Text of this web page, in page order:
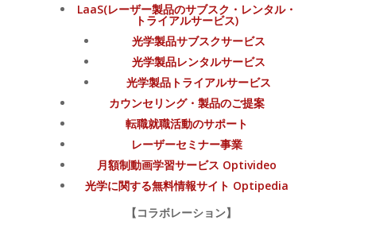
LaaS(レーザー製品のサブスク・レンタル・
トライアルサービス)
光学製品サブスクサービス
光学製品レンタルサービス
光学製品トライアルサービス
カウンセリング・製品のご提案
転職就職活動のサポート
レーザーセミナー事業
月額制動画学習サービス Optivideo
光学に関する無料情報サイト Optipedia
【コラボレーション】